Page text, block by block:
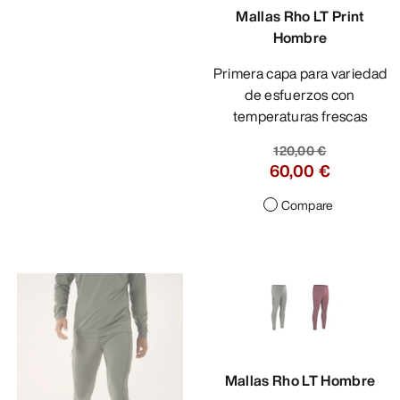
Mallas Rho LT Print
Hombre
Primera capa para variedad
de esfuerzos con
temperaturas frescas
120,00 €
60,00 €
Compare
Mallas Rho LT Hombre